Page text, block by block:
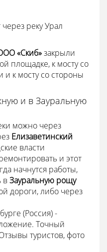
реку Урал
«Скиб»закрыли
площадке, к мосту со
к мосту со стороны
и в Зауральную
можно через
Елизаветинский
власти
и этот
начнутся работы,
вЗауральную рощу
дороги, либо через
(Россия) -
Точный
туристов, фото